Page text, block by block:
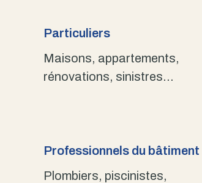
Particuliers
Maisons, appartements,
rénovations, sinistres…
Professionnels du bâtiment
Plombiers, piscinistes,